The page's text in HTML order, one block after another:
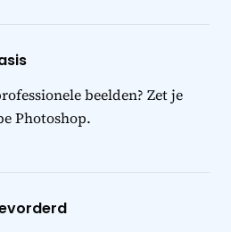
beelden? Zet je
Photoshop.